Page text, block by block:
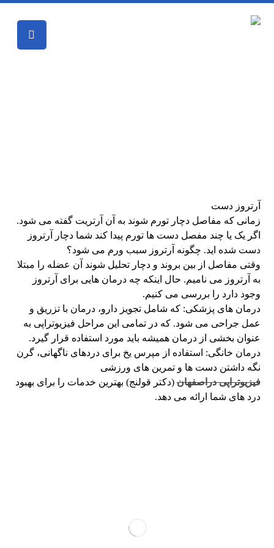
آرتروز دست
زمانی که مفاصل دچار تورم شوند به آن آرتریت گفته می شود.
اگر یک یا چند مفصل دست ها تورم پیدا کند شما دچار آرتروز
دست شده اید. چگونه آرتروز سبب ورم می شود؟
وقتی مفاصل از بین بروند و دچار تحلیل شوند آن عضله را مبتلا
به آرتروز می نامیم. حال اینکه چه درمان هایی برای آرتروز
وجود دارد را بررسی می کنیم.
درمان های پزشکی: که شامل تجویز دارو، درمان با تزریق و
عمل جراحی می شود. که در تمامی این مراحل فیزیوتراپی به
عنوان بخشی از درمان همیشه باید مورد استفاده قرار گیرد.
درمان خانگی: استفاده از مپرس یخ برای دردهای ناگهانی، گرن
نگه داشتن دست ها و تمرین های ورزشی
فیزیوتراپی دراصفهان(دکتر قولنج) بهترین خدمات را برای بهبود
درد های شما ارائه می دهد.